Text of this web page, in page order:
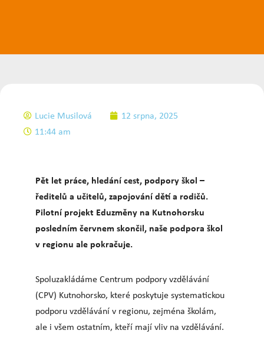
Lucie Musilová
12 srpna, 2025
11:44 am
Pět let práce, hledání cest, podpory škol –
ředitelů a učitelů, zapojování dětí a rodičů.
Pilotní projekt Eduzměny na Kutnohorsku
posledním červnem skončil, naše podpora škol
v regionu ale pokračuje.
Spoluzakládáme Centrum podpory vzdělávání
(CPV) Kutnohorsko, které poskytuje systematickou
podporu vzdělávání v regionu, zejména školám,
ale i všem ostatním, kteří mají vliv na vzdělávání.